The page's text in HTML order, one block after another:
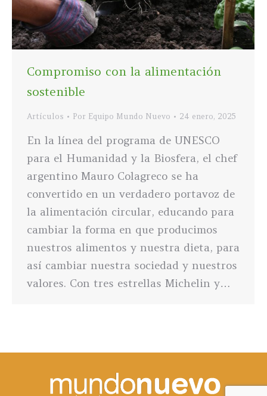
Compromiso con la alimentación
sostenible
Artículos Por Equipo Mundo Nuevo 24 enero, 2025
En la línea del programa de UNESCO
para el Humanidad y la Biosfera, el chef
argentino Mauro Colagreco se ha
convertido en un verdadero portavoz de
la alimentación circular, educando para
cambiar la forma en que producimos
nuestros alimentos y nuestra dieta, para
así cambiar nuestra sociedad y nuestros
valores. Con tres estrellas Michelin y…